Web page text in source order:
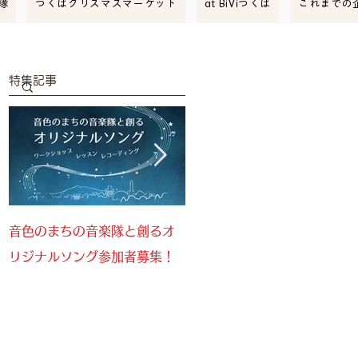
つくばクリスマスマーケット at BiViつくば これまでの
特集記事
音色のまちの音楽隊と創るオ
リジナルソング参加者募集！